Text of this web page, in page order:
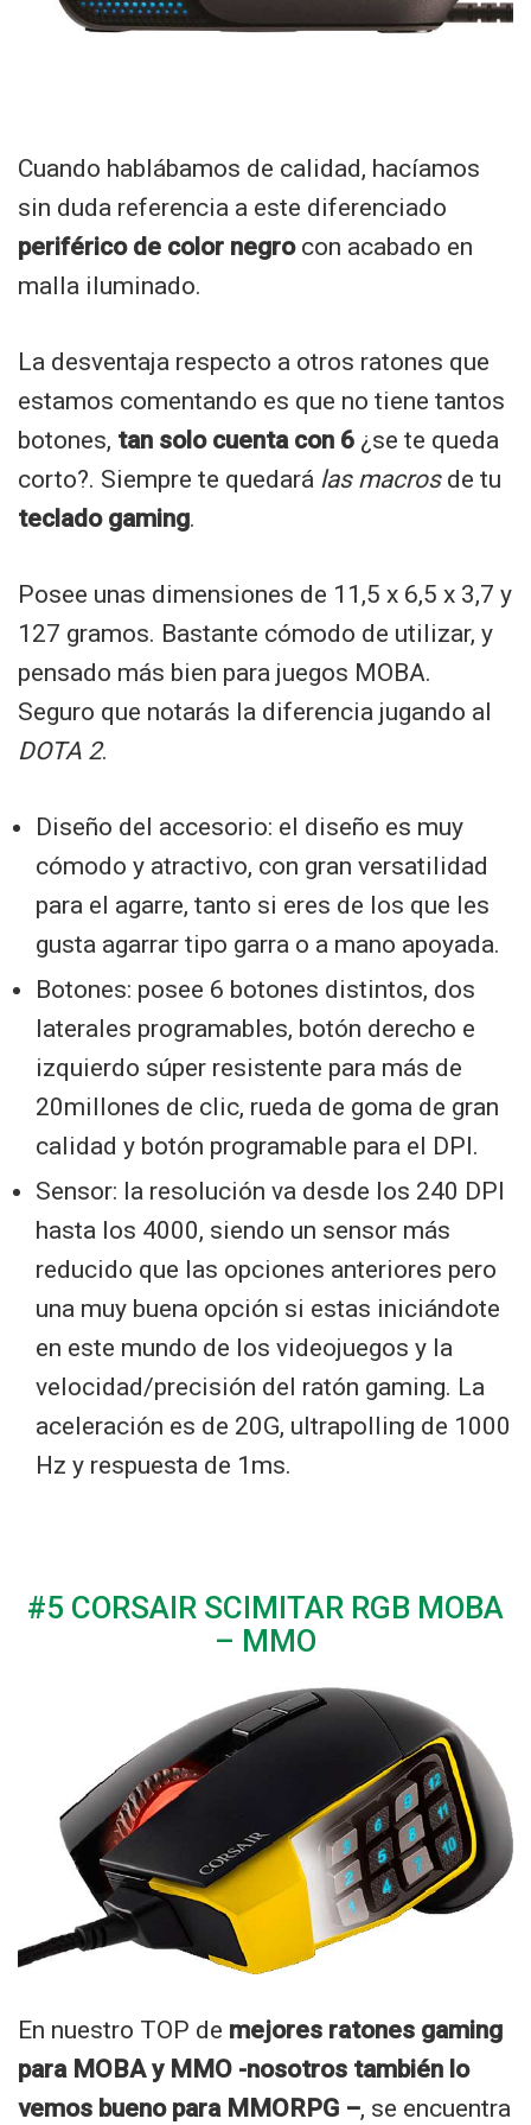
Cuando hablábamos de calidad, hacíamos
sin duda referencia a este diferenciado
periférico de color negrocon acabado en
malla iluminado.
La desventaja respecto a otros ratones que
estamos comentando es que no tiene tantos
botones, tan solo cuenta con 6 ¿se te queda
corto?. Siempre te quedará las macrosde tu
teclado gaming.
Posee unas dimensiones de 11,5 x 6,5 x 3,7 y
127 gramos. Bastante cómodo de utilizar, y
pensado más bien para juegos MOBA.
Seguro que notarás la diferencia jugando al
DOTA 2.
Diseño del accesorio: el diseño es muy
cómodo y atractivo, con gran versatilidad
para el agarre, tanto si eres de los que les
gusta agarrar tipo garra o a mano apoyada.
Botones: posee 6 botones distintos, dos
laterales programables, botón derecho e
izquierdo súper resistente para más de
20millones de clic, rueda de goma de gran
calidad y botón programable para el DPI.
Sensor: la resolución va desde los 240 DPI
hasta los 4000, siendo un sensor más
reducido que las opciones anteriores pero
una muy buena opción si estas iniciándote
en este mundo de los videojuegos y la
velocidad/precisión del ratón gaming. La
aceleración es de 20G, ultrapolling de 1000
Hz y respuesta de 1ms.
#5 CORSAIR SCIMITAR RGB MOBA
– MMO
En nuestro TOP de mejores ratones gaming
para MOBA y MMO -nosotros también lo
vemos bueno para MMORPG –, se encuentra